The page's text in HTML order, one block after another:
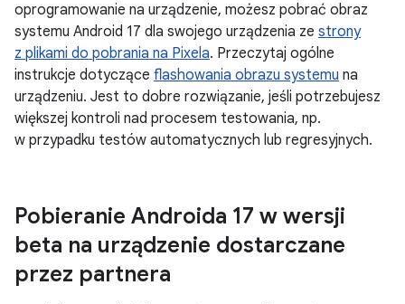
oprogramowanie na urządzenie, możesz pobrać obraz
systemu Android 17 dla swojego urządzenia ze strony
z plikami do pobrania na Pixela. Przeczytaj ogólne
instrukcje dotyczące flashowania obrazu systemu na
urządzeniu. Jest to dobre rozwiązanie, jeśli potrzebujesz
większej kontroli nad procesem testowania, np.
w przypadku testów automatycznych lub regresyjnych.
Pobieranie Androida 17 w wersji
beta na urządzenie dostarczane
przez partnera